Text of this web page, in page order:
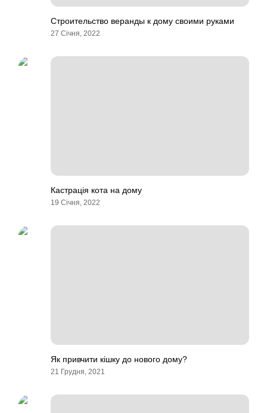
Строительство веранды к дому своими руками
27 Січня, 2022
Кастрація кота на дому
19 Січня, 2022
Як привчити кішку до нового дому?
21 Грудня, 2021